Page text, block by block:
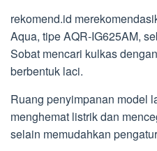
rekomend.id
Aqua, tipe AQR-IG625AM,
Sobat mencari kulkas
berbentuk laci.
Ruang penyimpanan model
menghemat listrik dan
selain memudahkan